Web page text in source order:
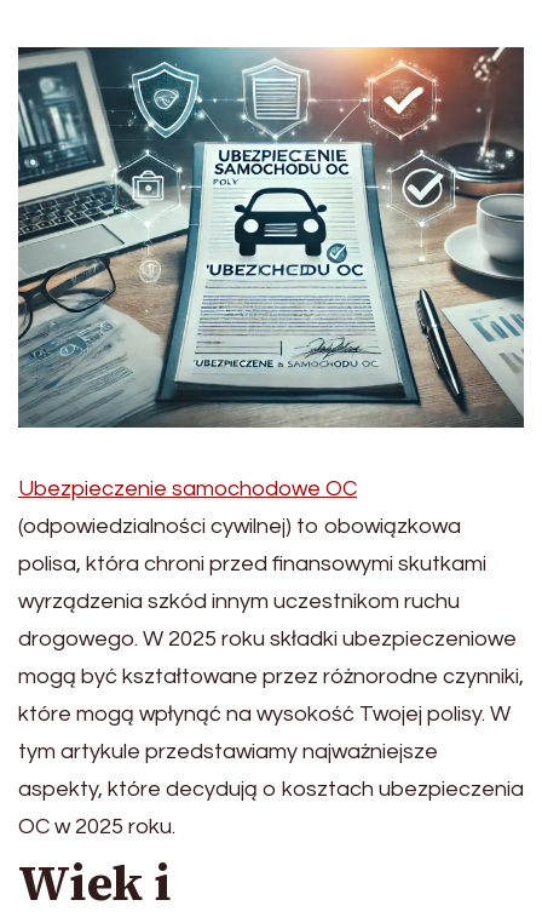
Ubezpieczenie samochodowe OC
(odpowiedzialności cywilnej) to obowiązkowa
polisa, która chroni przed finansowymi skutkami
wyrządzenia szkód innym uczestnikom ruchu
drogowego. W 2025 roku składki ubezpieczeniowe
mogą być kształtowane przez różnorodne czynniki,
które mogą wpłynąć na wysokość Twojej polisy. W
tym artykule przedstawiamy najważniejsze
aspekty, które decydują o kosztach ubezpieczenia
OC w 2025 roku.
Wiek i